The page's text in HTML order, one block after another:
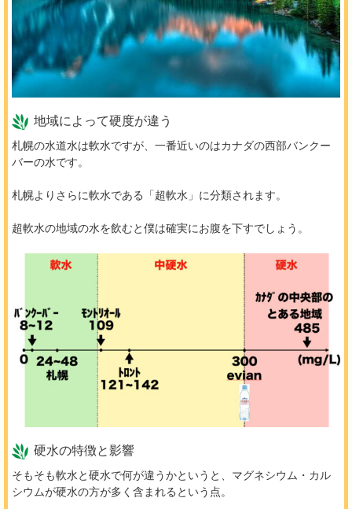
地域によって硬度が違う
札幌の水道水は軟水ですが、一番近いのはカナダの西部バンクー
バーの水です。
札幌よりさらに軟水である「超軟水」に分類されます。
超軟水の地域の水を飲むと僕は確実にお腹を下すでしょう。
硬水の特徴と影響
そもそも軟水と硬水で何が違うかというと、マグネシウム・カル
シウムが硬水の方が多く含まれるという点。